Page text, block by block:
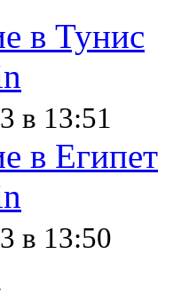
в Тунис
в 13:51
в Египет
в 13:50